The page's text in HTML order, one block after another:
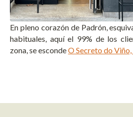
En pleno corazón de Padrón,
habituales, aquí el 99% de los
zona, se escondeO Secreto do Viño,